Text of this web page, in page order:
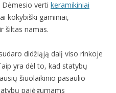
Dėmesio verti keramikiniai
kokybiški gaminiai,
šiltas namas.
didžiąją dalį viso rinkoje
yra dėl to, kad statybų
šiuolaikinio pasaulio
pajėgumams